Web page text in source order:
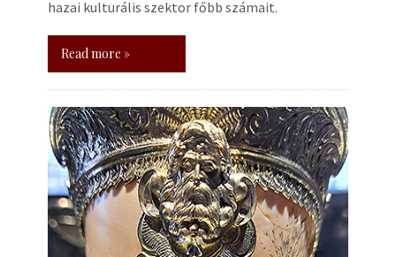
hazai kulturális szektor főbb számait.
Read more »